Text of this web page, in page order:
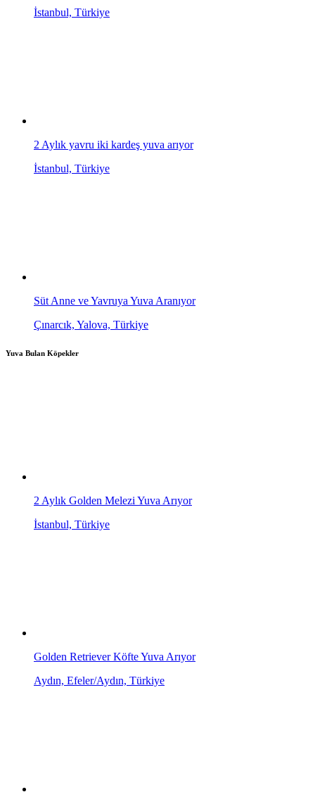
İstanbul, Türkiye
2 Aylık yavru iki kardeş yuva arıyor
İstanbul, Türkiye
Süt Anne ve Yavruya Yuva Aranıyor
Çınarcık, Yalova, Türkiye
Yuva Bulan Köpekler
2 Aylık Golden Melezi Yuva Arıyor
İstanbul, Türkiye
Golden Retriever Köfte Yuva Arıyor
Aydın, Efeler/Aydın, Türkiye